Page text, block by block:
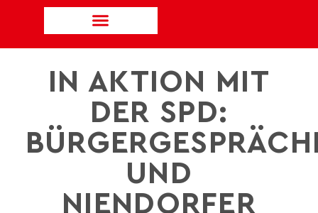
IN AKTION MIT
DER SPD:
UND
NIENDORFER